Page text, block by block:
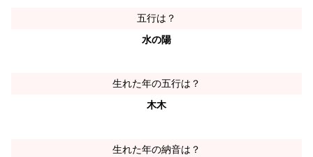
五行は？
水の陽
生れた年の五行は？
木木
生れた年の納音は？